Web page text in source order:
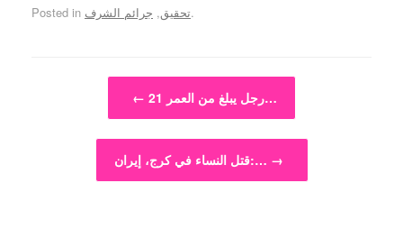
Posted in تحقيق, جرائم الشرف .
Post navigation
← رجل يبلغ من العمر 21…
قتل النساء في كرج، إيران:… →